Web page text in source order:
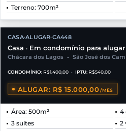
Terreno: 700m²
CASA•ALUGAR•CA448
Casa • Em condomínio para alugar
Chácara dos Lagos • São José dos
CONDOMÍNIO: R$1.400,00 • IPTU: R$540,00
ALUGAR: R$ 15.000,00 /MÊS
Área: 500m²
4
3 suítes
2